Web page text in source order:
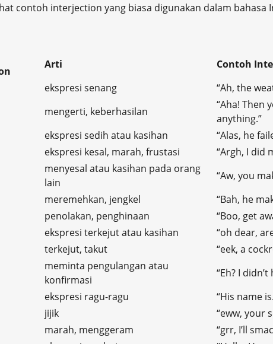
contoh interjection yang biasa digunakan dalam bahasa
Arti
Contoh
ekspresi senang
“Ah, the
mengerti, keberhasilan
“Aha! Then
anything.”
ekspresi sedih atau kasihan
“Alas, he
ekspresi kesal, marah, frustasi
“Argh, I did
menyesal atau kasihan pada orang
lain
“Aw, you
meremehkan, jengkel
“Bah, he
penolakan, penghinaan
“Boo, get
ekspresi terkejut atau kasihan
“oh dear,
terkejut, takut
“eek, a
meminta pengulangan atau
konfirmasi
“Eh? I
ekspresi ragu-ragu
“His name
jijik
“eww, your
marah, menggeram
“grr, I’ll